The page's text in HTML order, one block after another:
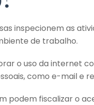
inspecionem as
de trabalho.
o uso da internet
como e-mail e
podem fiscalizar o